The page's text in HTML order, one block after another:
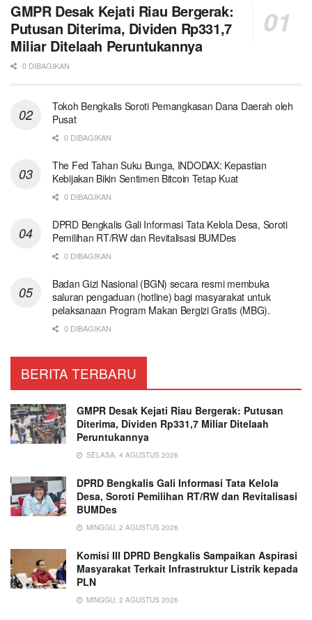
GMPR Desak Kejati Riau Bergerak:
Putusan Diterima, Dividen Rp331,7
Miliar Ditelaah Peruntukannya
0 DIBAGIKAN
Tokoh Bengkalis Soroti Pemangkasan Dana Daerah oleh
Pusat
0 DIBAGIKAN
The Fed Tahan Suku Bunga, INDODAX: Kepastian
Kebijakan Bikin Sentimen Bitcoin Tetap Kuat
0 DIBAGIKAN
DPRD Bengkalis Gali Informasi Tata Kelola Desa, Soroti
Pemilihan RT/RW dan Revitalisasi BUMDes
0 DIBAGIKAN
Badan Gizi Nasional (BGN) secara resmi membuka
saluran pengaduan (hotline) bagi masyarakat untuk
pelaksanaan Program Makan Bergizi Gratis (MBG).
0 DIBAGIKAN
BERITA TERBARU
GMPR Desak Kejati Riau Bergerak: Putusan
Diterima, Dividen Rp331,7 Miliar Ditelaah
Peruntukannya
SELASA, 4 AGUSTUS 2026
DPRD Bengkalis Gali Informasi Tata Kelola
Desa, Soroti Pemilihan RT/RW dan Revitalisasi
BUMDes
MINGGU, 2 AGUSTUS 2026
Komisi III DPRD Bengkalis Sampaikan Aspirasi
Masyarakat Terkait Infrastruktur Listrik kepada
PLN
MINGGU, 2 AGUSTUS 2026